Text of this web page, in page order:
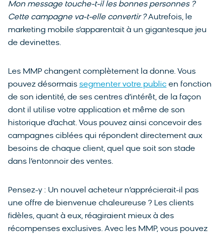
Mon message touche-t-il les bonnes personnes ?
Cette campagne va-t-elle convertir ?Autrefois, le
marketing mobile s’apparentait à un gigantesque jeu
de devinettes.
Les MMP changent complètement la donne. Vous
pouvez désormais segmenter votre public en fonction
de son identité, de ses centres d’intérêt, de la façon
dont il utilise votre application et même de son
historique d’achat. Vous pouvez ainsi concevoir des
campagnes ciblées qui répondent directement aux
besoins de chaque client, quel que soit son stade
dans l’entonnoir des ventes.
Pensez-y : Un nouvel acheteur n’apprécierait-il pas
une offre de bienvenue chaleureuse ? Les clients
fidèles, quant à eux, réagiraient mieux à des
récompenses exclusives. Avec les MMP, vous pouvez